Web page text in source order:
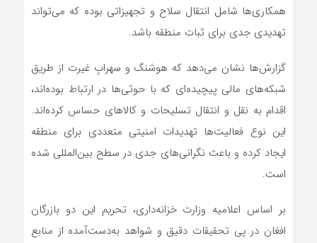
همکاری‌ها شامل انتقال سلاح و تجهیزاتی بوده که می‌تواند
تهدیدی جدی برای ثبات منطقه باشد.
گزارش‌ها نشان می‌دهد که هوشنگ و سهرابِ غیرت از طریق
شبکه‌های مالی پیچیده‌ای که با حوثی‌ها در ارتباط بوده‌اند،
اقدام به نقل و انتقال تسلیحات و کالاهای حساس کرده‌اند.
این نوع فعالیت‌ها تهدیدات امنیتی متعددی برای منطقه
ایجاد کرده و باعث نگرانی‌های جدی در سطح بین‌المللی شده
است.
بر اساس اعلامیه وزارت خزانه‌داری، تحریم این دو بازرگان
افغان در پی تحقیقات دقیق و شواهد به‌دست‌آمده از منابع